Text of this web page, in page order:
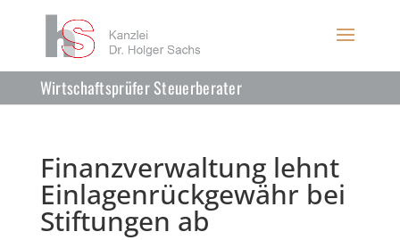
Wirtschaftsprüfer Steuerberater
Finanzverwaltung lehnt
Einlagenrückgewähr bei
Stiftungen ab